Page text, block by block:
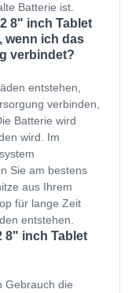
Batterie ist.
8" inch Tablet
wenn ich das
verbindet?
entstehen,
verbinden,
Batterie wird
wird. Im
Sie am bestens
aus Ihrem
für lange Zeit
entstehen.
8" inch Tablet
Gebrauch die